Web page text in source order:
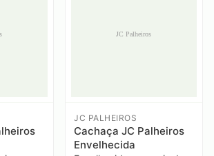
JC PALHEIROS
Cachaça JC Palheiros
Envelhecida